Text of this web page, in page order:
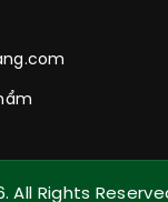
All Rights